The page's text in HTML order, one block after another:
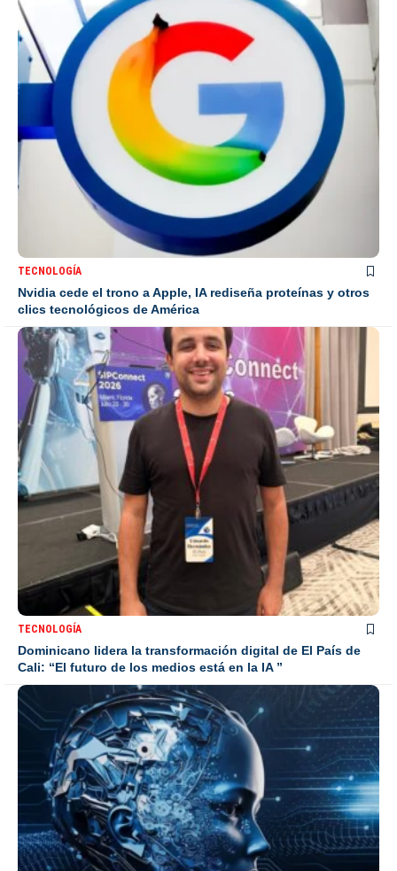
TECNOLOGÍA
Nvidia cede el trono a Apple, IA rediseña proteínas y otros
clics tecnológicos de América
TECNOLOGÍA
Dominicano lidera la transformación digital de El País de
Cali: “El futuro de los medios está en la IA ”